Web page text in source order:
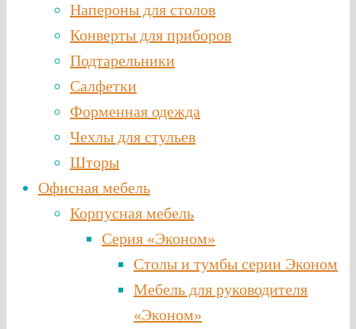
Напероны для столов
Конверты для приборов
Подтарельники
Салфетки
Форменная одежда
Чехлы для стульев
Шторы
Офисная мебель
Корпусная мебель
Серия «Эконом»
Столы и тумбы серии Эконом
Мебель для руководителя
«Эконом»